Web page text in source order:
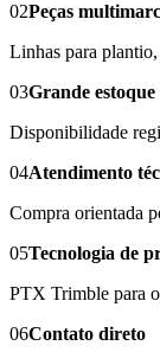
02Peças
Linhas para
03Grande estoque
Disponibilidade
04Atendimento
Compra orientada
05Tecnologia de
PTX Trimble para
06Contato direto